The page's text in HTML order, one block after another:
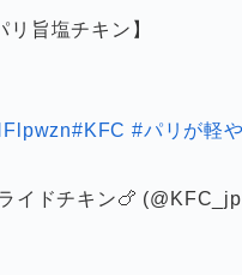
リ旨塩チキン】
#KFC #パリが軽
イドチキン🍗